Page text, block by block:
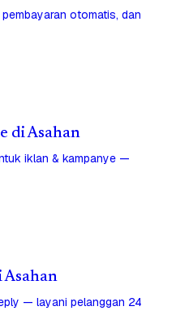
otomatis, dan
di Asahan
iklan & kampanye —
Asahan
— layani pelanggan 24